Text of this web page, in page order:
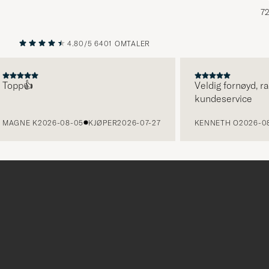
NESTE
4.80/5 6401 OMTALER
K 2026-08-05 KJØPER2026-07-27
Veldig fornøyd, rask
kundeservice
KENNETH O2026-08-05